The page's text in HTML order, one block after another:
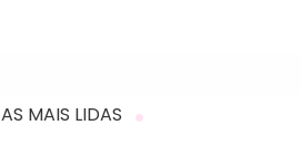
AS MAIS LIDAS